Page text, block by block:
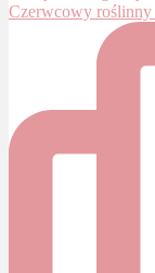
Czerwcowy